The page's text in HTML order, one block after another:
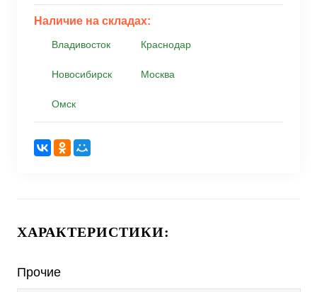
Наличие на складах:
Владивосток Краснодар
Новосибирск Москва
Омск
ХАРАКТЕРИСТИКИ:
Прочие